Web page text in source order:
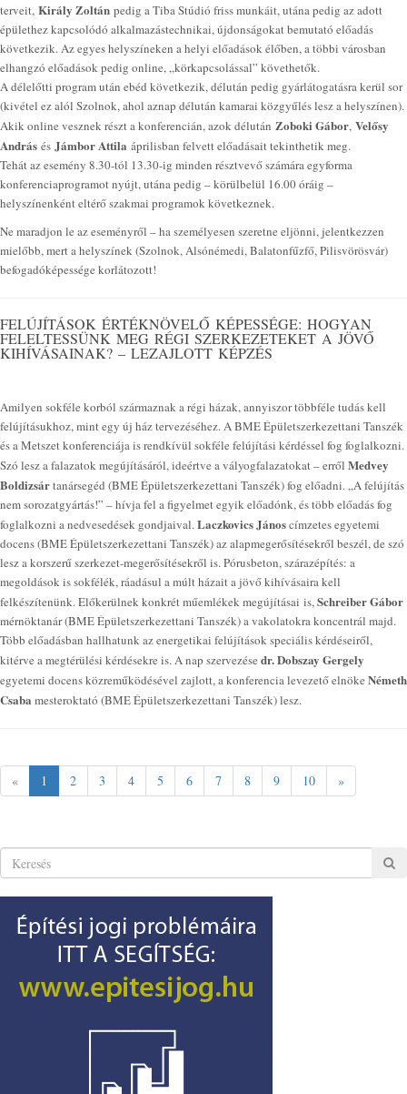
terveit, Király Zoltán pedig a Tiba Stúdió friss munkáit, utána pedig az adott
épülethez kapcsolódó alkalmazástechnikai, újdonságokat bemutató előadás
következik. Az egyes helyszíneken a helyi előadások élőben, a többi városban
elhangzó előadások pedig online, „körkapcsolással” követhetők.
A délelőtti program után ebéd következik, délután pedig gyárlátogatásra kerül sor
(kivétel ez alól Szolnok, ahol aznap délután kamarai közgyűlés lesz a helyszínen).
Akik online vesznek részt a konferencián, azok délután Zoboki Gábor, Velősy
András és Jámbor Attila áprilisban felvett előadásait tekinthetik meg.
Tehát az esemény 8.30-tól 13.30-ig minden résztvevő számára egyforma
konferenciaprogramot nyújt, utána pedig – körülbelül 16.00 óráig –
helyszínenként eltérő szakmai programok következnek.
Ne maradjon le az eseményről – ha személyesen szeretne eljönni, jelentkezzen
mielőbb, mert a helyszínek (Szolnok, Alsónémedi, Balatonfűzfő, Pilisvörösvár)
befogadóképessége korlátozott!
FELÚJÍTÁSOK ÉRTÉKNÖVELŐ KÉPESSÉGE: HOGYAN
FELELTESSÜNK MEG RÉGI SZERKEZETEKET A JÖVŐ
KIHÍVÁSAINAK? – LEZAJLOTT KÉPZÉS
Amilyen sokféle korból származnak a régi házak, annyiszor többféle tudás kell
felújításukhoz, mint egy új ház tervezéséhez. A BME Épületszerkezettani Tanszék
és a Metszet konferenciája is rendkívül sokféle felújítási kérdéssel fog foglalkozni.
Szó lesz a falazatok megújításáról, ideértve a vályogfalazatokat – erről Medvey
Boldizsártanársegéd (BME Épületszerkezettani Tanszék) fog előadni. „A felújítás
nem sorozatgyártás!” – hívja fel a figyelmet egyik előadónk, és több előadás fog
foglalkozni a nedvesedések gondjaival.Laczkovics Jánoscímzetes egyetemi
docens (BME Épületszerkezettani Tanszék) az alapmegerősítésekről beszél, de szó
lesz a korszerű szerkezet-megerősítésekről is. Pórusbeton, szárazépítés: a
megoldások is sokfélék, ráadásul a múlt házait a jövő kihívásaira kell
felkészítenünk. Előkerülnek konkrét műemlékek megújításai is,Schreiber Gábor
mérnöktanár (BME Épületszerkezettani Tanszék) a vakolatokra koncentrál majd.
Több előadásban hallhatunk az energetikai felújítások speciális kérdéseiről,
kitérve a megtérülési kérdésekre is. A nap szervezése dr. Dobszay Gergely
egyetemi docens közreműködésével zajlott, a konferencia levezető elnöke Németh
Csaba mesteroktató (BME Épületszerkezettani Tanszék) lesz.
« 1 2 3 4 5 6 7 8 9 10 »